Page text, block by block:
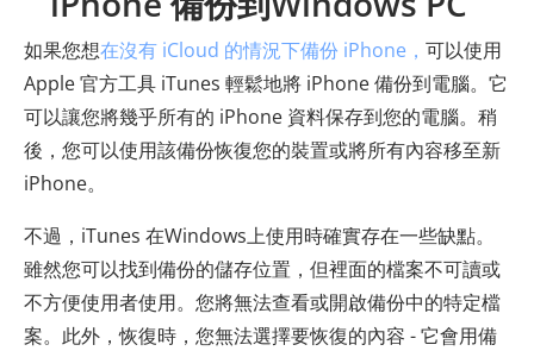
如果您想在沒有 iCloud 的情況下備份 iPhone， 可以使用
Apple 官方工具 iTunes 輕鬆地將 iPhone 備份到電腦。它
可以讓您將幾乎所有的 iPhone 資料保存到您的電腦。稍
後，您可以使用該備份恢復您的裝置或將所有內容移至新
iPhone。
不過，iTunes 在Windows上使用時確實存在一些缺點。
雖然您可以找到備份的儲存位置，但裡面的檔案不可讀或
不方便使用者使用。您將無法查看或開啟備份中的特定檔
案。此外，恢復時，您無法選擇要恢復的內容 - 它會用備